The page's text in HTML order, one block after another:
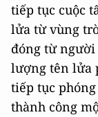
tiếp tục cuộc
lửa từ vùng
đóng từ
lượng tên lửa
tiếp tục
thành công